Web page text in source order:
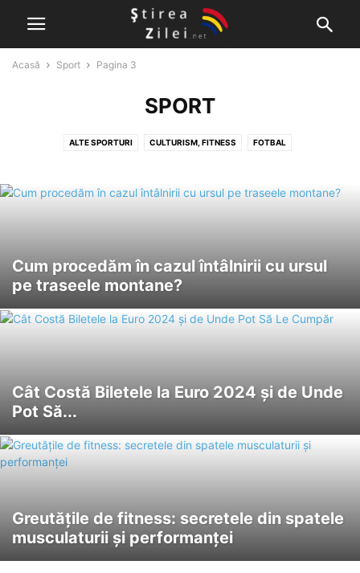
Acasă Sport Pagina 3
SPORT
ALTE SPORTURI CULTURISM, FITNESS FOTBAL
SPORTURI CU MOTOR
Cum procedăm în cazul întâlnirii cu ursul
pe traseele montane?
Cât Costă Biletele la Euro 2024 și de Unde
Pot Să...
Greutățile de fitness: secretele din spatele
musculaturii și performanței